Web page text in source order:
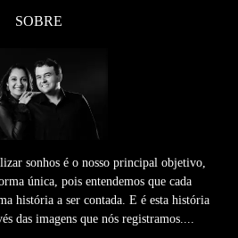
SOBRE
sonhos é o nosso principal objetivo,
única, pois entendemos que cada
história a ser contada. E é esta história
das imagens que nós registramos....